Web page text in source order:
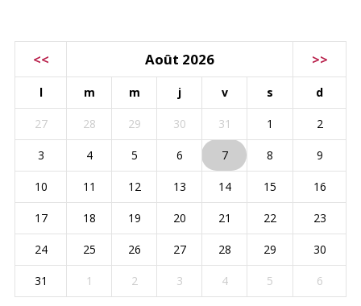
<< Août 2026 >>
l m m j v s d
27 28 29 30 31 1 2
3 4 5 6 7 8 9
10 11 12 13 14 15 16
17 18 19 20 21 22 23
24 25 26 27 28 29 30
31 1 2 3 4 5 6